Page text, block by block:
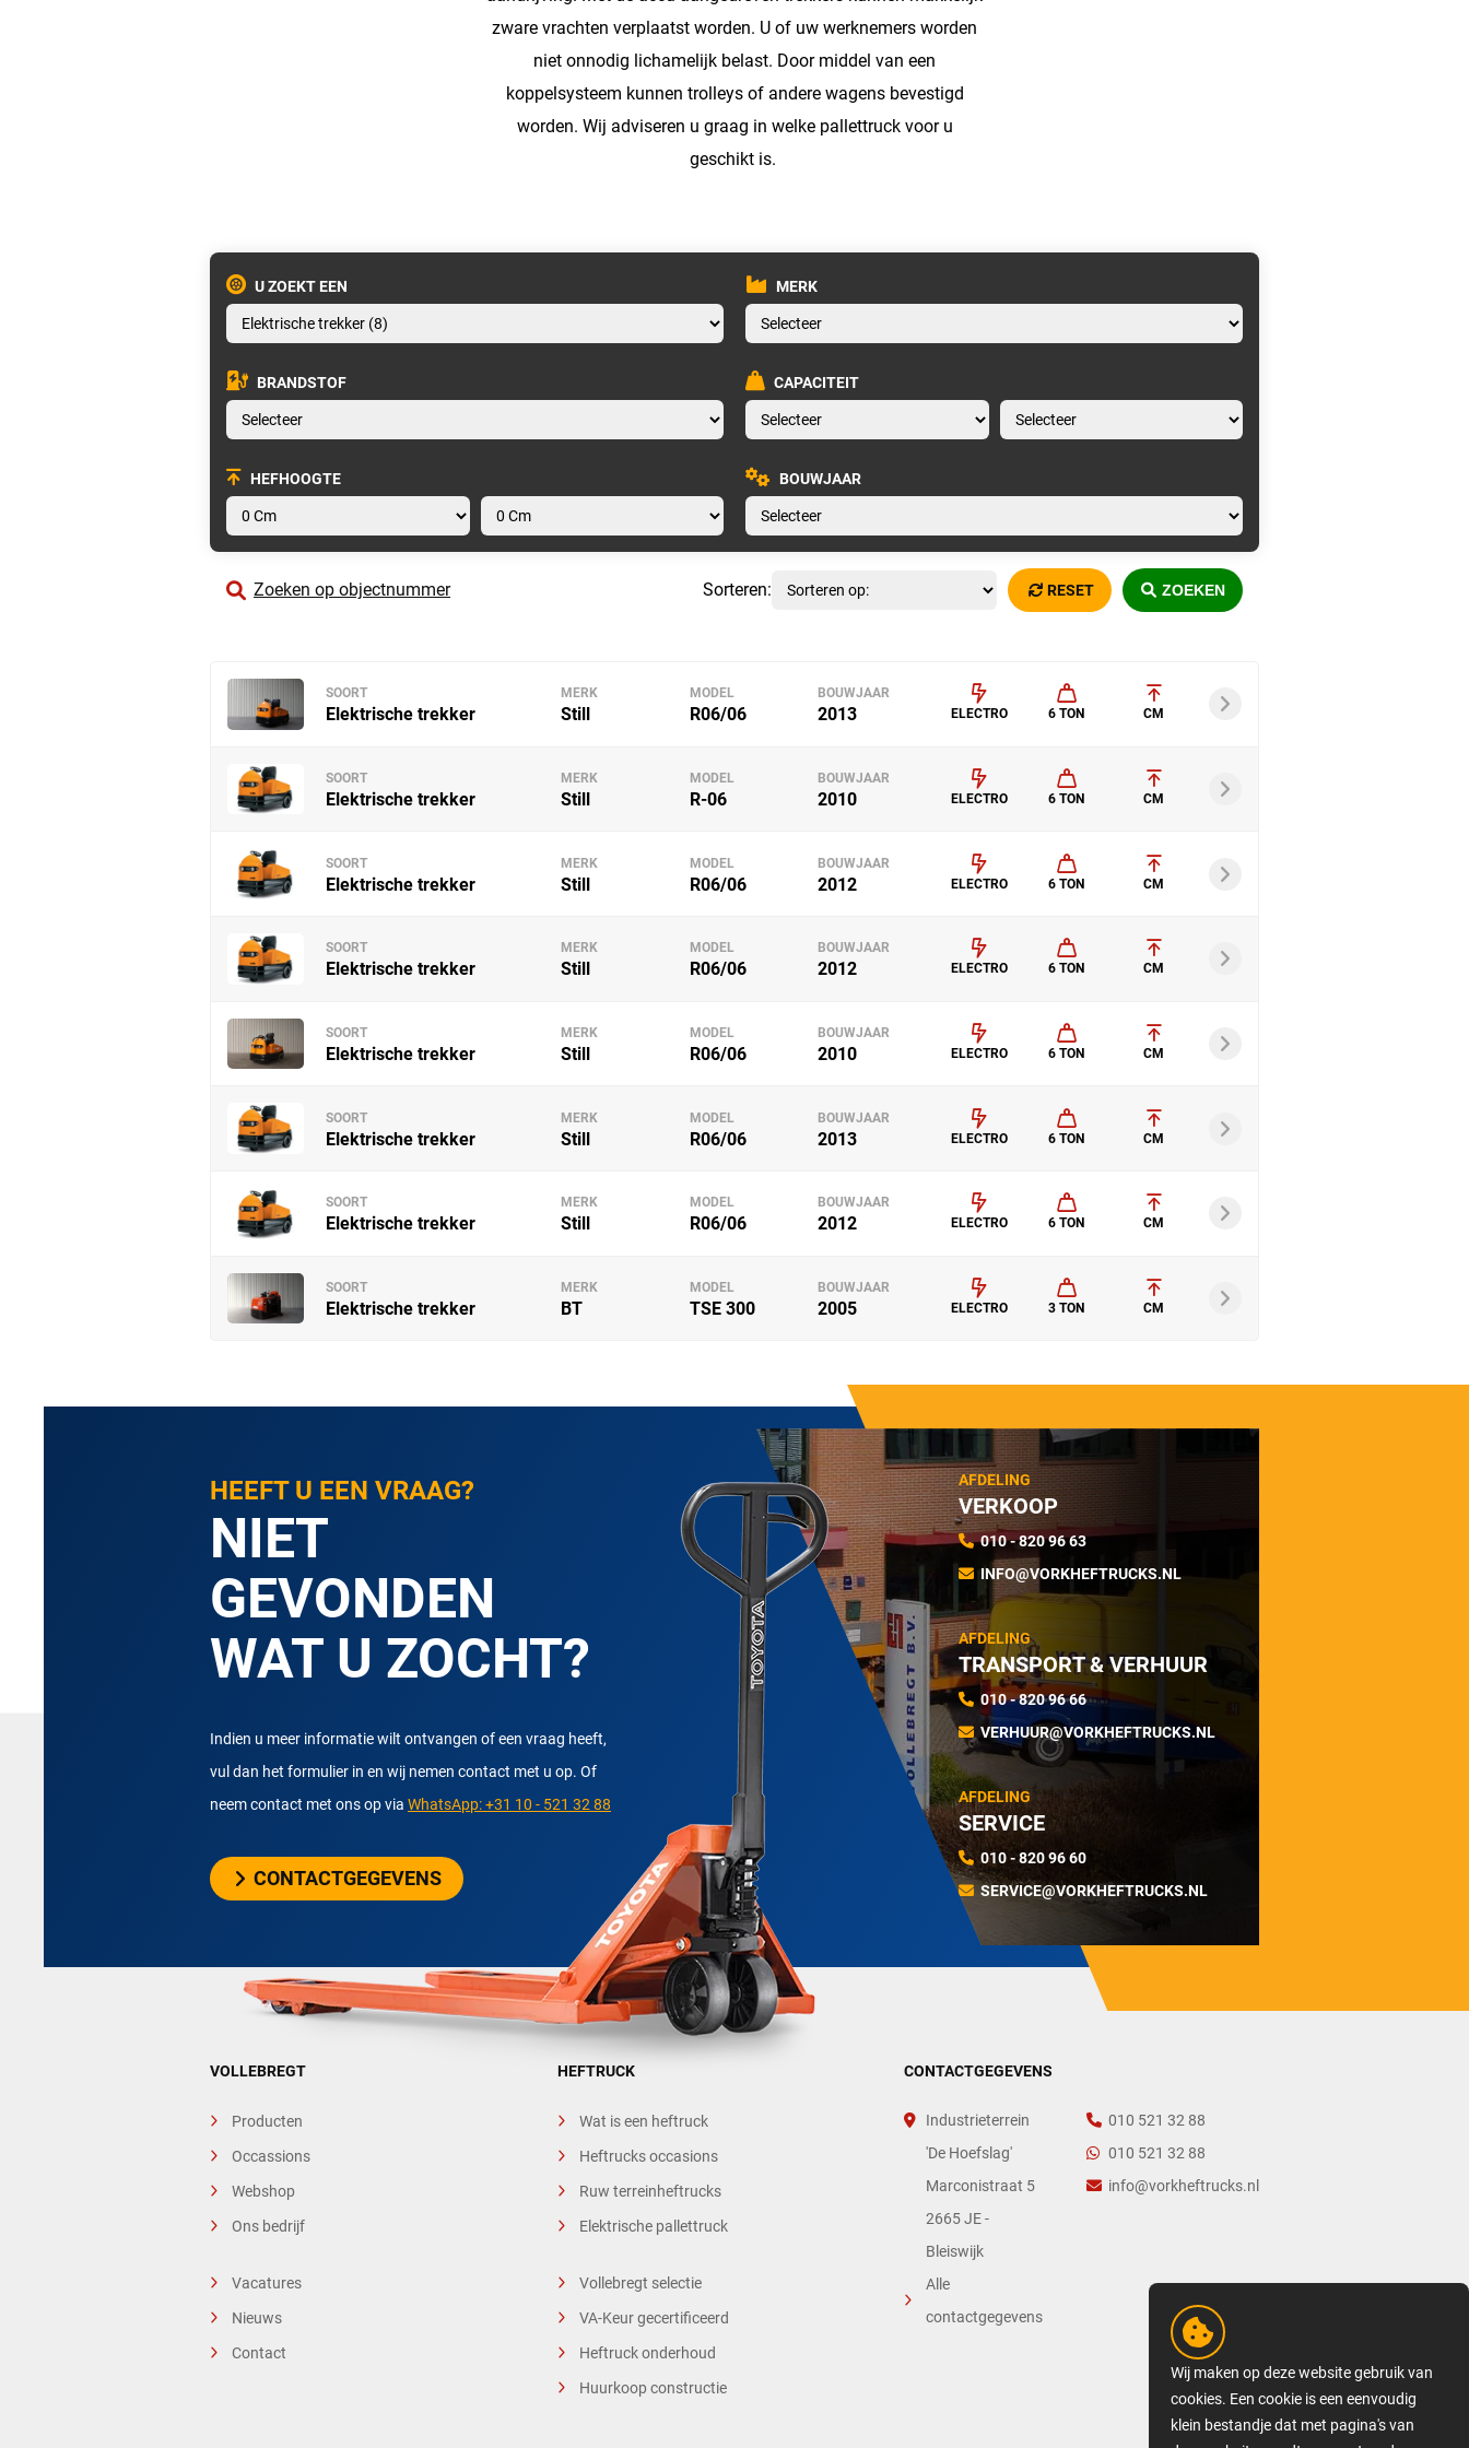
zware vrachten verplaatst worden. U of uw werknemers worden
niet onnodig lichamelijk belast. Door middel van een
koppelsysteem kunnen trolleys of andere wagens bevestigd
worden. Wij adviseren u graag in welke pallettruck voor u
geschikt is.
U ZOEKT EEN MERK
BRANDSTOF CAPACITEIT
HEFHOOGTE BOUWJAAR
Zoeken op objectnummer Sorteren: RESET ZOEKEN
SOORT
Elektrische trekker
MERK
Still
MODEL
R06/06
BOUWJAAR
2013 ELECTRO 6 TON CM
SOORT
Elektrische trekker
MERK
Still
MODEL
R-06
BOUWJAAR
2010 ELECTRO 6 TON CM
SOORT
Elektrische trekker
MERK
Still
MODEL
R06/06
BOUWJAAR
2012 ELECTRO 6 TON CM
SOORT
Elektrische trekker
MERK
Still
MODEL
R06/06
BOUWJAAR
2012 ELECTRO 6 TON CM
SOORT
Elektrische trekker
MERK
Still
MODEL
R06/06
BOUWJAAR
2010 ELECTRO 6 TON CM
SOORT
Elektrische trekker
MERK
Still
MODEL
R06/06
BOUWJAAR
2013 ELECTRO 6 TON CM
SOORT
Elektrische trekker
MERK
Still
MODEL
R06/06
BOUWJAAR
2012 ELECTRO 6 TON CM
SOORT
Elektrische trekker
MERK
BT
MODEL
TSE 300
BOUWJAAR
2005 ELECTRO 3 TON CM
HEEFT U EEN VRAAG?
NIET
GEVONDEN
WAT U ZOCHT?
Indien u meer informatie wilt ontvangen of een vraag heeft,
vul dan het formulier in en wij nemen contact met u op. Of
neem contact met ons op via WhatsApp: +31 10 - 521 32 88
CONTACTGEGEVENS
AFDELING
VERKOOP
010 - 820 96 63
INFO@VORKHEFTRUCKS.NL
AFDELING
TRANSPORT & VERHUUR
010 - 820 96 66
VERHUUR@VORKHEFTRUCKS.NL
AFDELING
SERVICE
010 - 820 96 60
SERVICE@VORKHEFTRUCKS.NL
VOLLEBREGT
Producten
Occassions
Webshop
Ons bedrijf
Vacatures
Nieuws
Contact
HEFTRUCK
Wat is een heftruck
Heftrucks occasions
Ruw terreinheftrucks
Elektrische pallettruck
Vollebregt selectie
VA-Keur gecertificeerd
Heftruck onderhoud
Huurkoop constructie
CONTACTGEGEVENS
Industrieterrein
'De Hoefslag'
Marconistraat 5
2665 JE -
Bleiswijk
Alle
contactgegevens
010 521 32 88
010 521 32 88
info@vorkheftrucks.nl
Wij maken op deze website gebruik van
cookies. Een cookie is een eenvoudig
klein bestandje dat met pagina's van